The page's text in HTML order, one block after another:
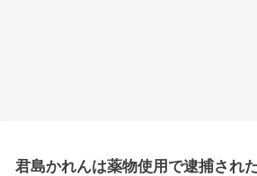
君島かれんは薬物使用で逮捕され